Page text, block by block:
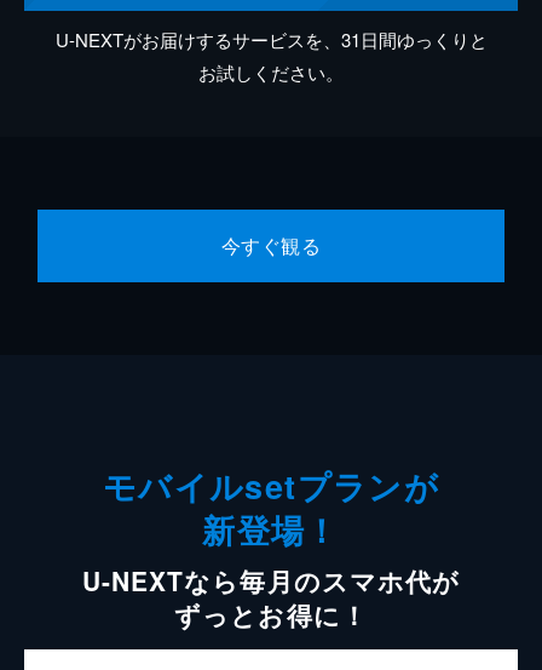
U-NEXTがお届けするサービスを、31日間ゆっくりと
お試しください。
今すぐ観る
モバイルsetプランが
新登場！
U-NEXTなら毎月のスマホ代が
ずっとお得に！